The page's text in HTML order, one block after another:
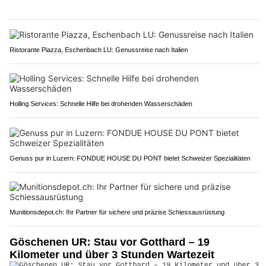
Ristorante Piazza, Eschenbach LU: Genussreise nach Italien
Holling Services: Schnelle Hilfe bei drohenden Wasserschäden
Genuss pur in Luzern: FONDUE HOUSE DU PONT bietet Schweizer Spezialitäten
Munitionsdepot.ch: Ihr Partner für sichere und präzise Schiessausrüstung
Göschenen UR: Stau vor Gotthard – 19
Kilometer und über 3 Stunden Wartezeit